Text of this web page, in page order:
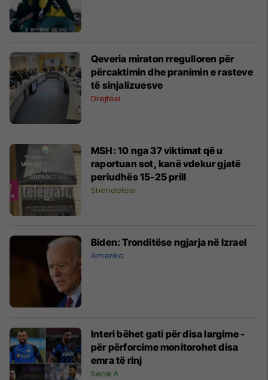
Qeveria miraton rregulloren për
përcaktimin dhe pranimin e rasteve
të sinjalizuesve
Drejtësi
MSH: 10 nga 37 viktimat që u
raportuan sot, kanë vdekur gjatë
periudhës 15-25 prill
Shëndetësi
Biden: Tronditëse ngjarja në Izrael
Amerika
Interi bëhet gati për disa largime -
për përforcime monitorohet disa
emra të rinj
Serie A